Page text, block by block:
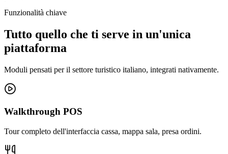
Funzionalità chiave
Tutto quello che ti serve in un'unica
piattaforma
Moduli pensati per il settore turistico italiano, integrati nativamente.
Walkthrough POS
Tour completo dell'interfaccia cassa, mappa sala, presa ordini.